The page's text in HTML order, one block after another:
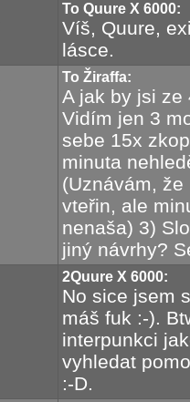
To Quure X 6000:
Víš, Quure,
lásce.
To Žiraffa:
A jak by jsi ze
Vidím jen 3
sebe 15x
minuta
(Uznávám,
vteřin, ale
nenaša) 3)
jiný návrhy?
2Quure X 6000:
No sice jsem
máš fuk :-).
interpunkci
vyhledat
:-D.